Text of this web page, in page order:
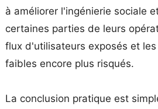
à améliorer l'ingénierie sociale
certaines parties de leurs
flux d'utilisateurs exposés et
faibles encore plus risqués.
La conclusion pratique est